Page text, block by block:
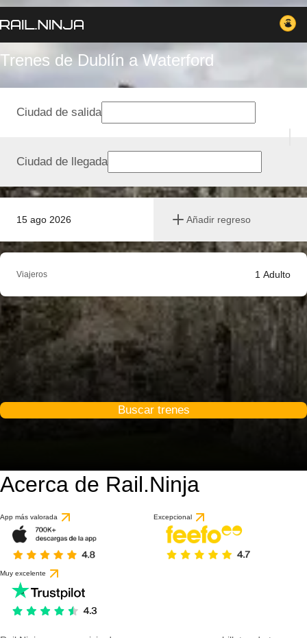
Trenes de Dublín a Waterford
15 ago 2026 Añadir regreso
Ciudad de salida
Ciudad de llegada
Viajeros 1 Adulto
Buscar trenes
Acerca de Rail.Ninja
App más valorada Excepcional
Muy excelente